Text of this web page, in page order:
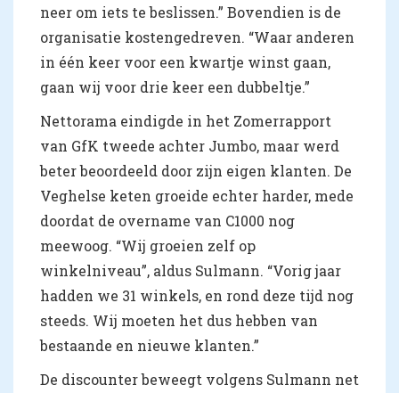
neer om iets te beslissen.” Bovendien is de
organisatie kostengedreven. “Waar anderen
in één keer voor een kwartje winst gaan,
gaan wij voor drie keer een dubbeltje.”
Nettorama eindigde in het Zomerrapport
van GfK tweede achter Jumbo, maar werd
beter beoordeeld door zijn eigen klanten. De
Veghelse keten groeide echter harder, mede
doordat de overname van C1000 nog
meewoog. “Wij groeien zelf op
winkelniveau”, aldus Sulmann. “Vorig jaar
hadden we 31 winkels, en rond deze tijd nog
steeds. Wij moeten het dus hebben van
bestaande en nieuwe klanten.”
De discounter beweegt volgens Sulmann net